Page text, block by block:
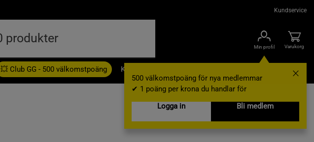
Kundservice
Min profil
500 välkomstpoäng för nya medlemmar
✔ 1 poäng per krona du handlar för
Logga in
Bli medlem
Varukorg
💥 Club GG - 500 välkomstpoäng Kampanjer